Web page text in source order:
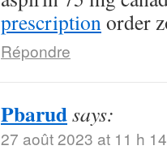
prescriptionorder
Répondre
Pbarudsays:
27 août 2023 at 11 h